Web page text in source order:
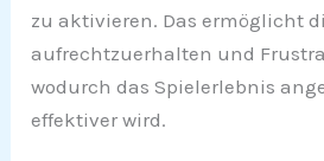
zu aktivieren. Das ermöglicht
aufrechtzuerhalten und
wodurch das Spielerlebnis
effektiver wird.